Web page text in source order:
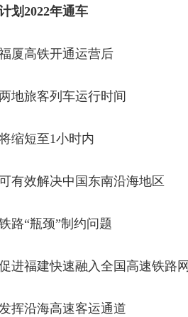
2022年通车
高铁开通运营后
旅客列车运行时间
短至1小时内
效解决中国东南沿海地区
“瓶颈”制约问题
福建快速融入全国高速铁路网
沿海高速客运通道